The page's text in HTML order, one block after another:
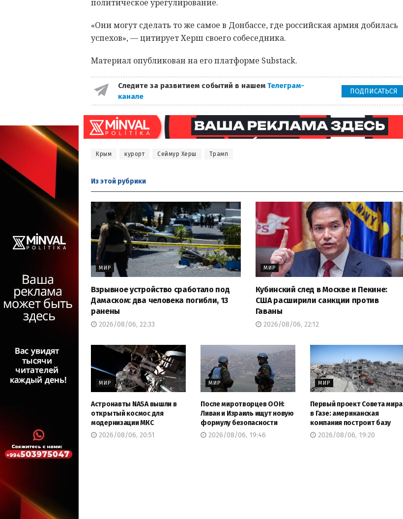
политическое урегулирование.
«Они могут сделать то же самое в Донбассе, где российская армия добилась
успехов», — цитирует Херш своего собеседника.
Материал опубликован на его платформе Substack.
Следите за развитием событий в нашем Телеграм-
канале
ПОДПИСАТЬСЯ
Крым курорт Сеймур Херш Трамп
Из этой рубрики
МИР
Взрывное устройство сработало под
Дамаском: два человека погибли, 13
ранены
2026/08/06, 22:33
МИР
Кубинский след в Москве и Пекине:
США расширили санкции против
Гаваны
2026/08/06, 22:12
МИР
Астронавты NASA вышли в
открытый космос для
модернизации МКС
2026/08/06, 20:51
МИР
После миротворцев ООН:
Ливан и Израиль ищут новую
формулу безопасности
2026/08/06, 19:46
МИР
Первый проект Совета мира
в Газе: американская
компания построит базу
2026/08/06, 19:20